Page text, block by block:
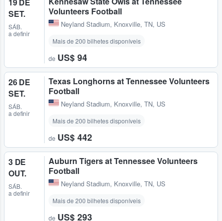
SET.
SÁB.
a definir
Volunteers Football
Neyland Stadium, Knoxville, TN, US
Mais de 200 bilhetes disponíveis
de US$ 94
26 DE
SET.
SÁB.
a definir
Texas Longhorns at Tennessee Volunteers
Football
Neyland Stadium, Knoxville, TN, US
Mais de 200 bilhetes disponíveis
de US$ 442
3 DE
OUT.
SÁB.
a definir
Auburn Tigers at Tennessee Volunteers
Football
Neyland Stadium, Knoxville, TN, US
Mais de 200 bilhetes disponíveis
de US$ 293